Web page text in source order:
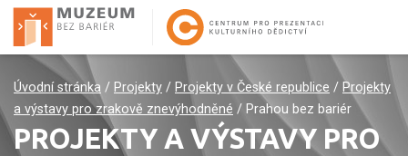
Úvodní stránka / Projekty / Projekty v České republice / Projekty
a výstavy pro zrakově znevýhodněné / Prahou bez bariér
PROJEKTY A VÝSTAVY PRO